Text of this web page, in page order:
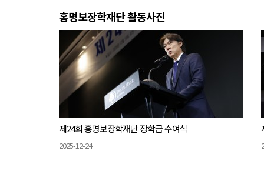
홍명보장학재단 활동사진
제24회 홍명보장학재단 장학금 수여식
2025-12-24